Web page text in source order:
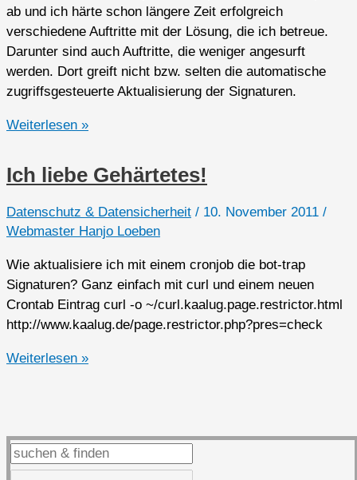
ab und ich härte schon längere Zeit erfolgreich
verschiedene Auftritte mit der Lösung, die ich betreue.
Darunter sind auch Auftritte, die weniger angesurft
werden. Dort greift nicht bzw. selten die automatische
zugriffsgesteuerte Aktualisierung der Signaturen.
Bot-
Signaturen
mittels
cronjob
aktualisieren
Weiterlesen »
Ich liebe Gehärtetes!
Datenschutz & Datensicherheit / 10. November 2011 /
Webmaster Hanjo Loeben
Wie aktualisiere ich mit einem cronjob die bot-trap
Signaturen? Ganz einfach mit curl und einem neuen
Crontab Eintrag curl -o ~/curl.kaalug.page.restrictor.html
http://www.kaalug.de/page.restrictor.php?pres=check
Ich
Weiterlesen »